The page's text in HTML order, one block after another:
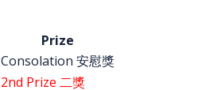
Prize
Consolation 安慰獎
2nd Prize 二獎